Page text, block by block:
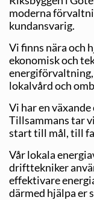
moderna
kundansvarig.
Vi finns nära och
ekonomisk och
lokalvård och
Vi har en
Tillsammans tar
start till mål, till
Vår lokala
drifttekniker
effektivare
därmed hjälpa er